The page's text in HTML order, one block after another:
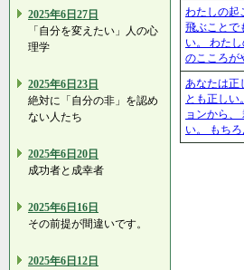
2025年6日27日
「自分を変えたい」人の心
理学
2025年6日23日
絶対に「自分の非」を認め
ない人たち
2025年6日20日
成功者と成幸者
2025年6日16日
その前提が間違いです。
2025年6日12日
わたしの起
飛ぶことで
い。 わた
のこころが
あなたは正
とも正しい
ョンから、
い。 もちろ